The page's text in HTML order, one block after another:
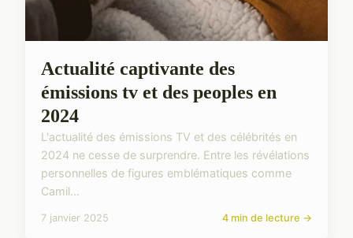
Actualité captivante des
émissions tv et des peoples en
2024
L'actualité des émissions TV et des célébrités en
2024 ne cesse de surprendre. Entre les révélations
personnelles de figures emblématiques comme
Camil...
7 janvier 2025 4 min de lecture →